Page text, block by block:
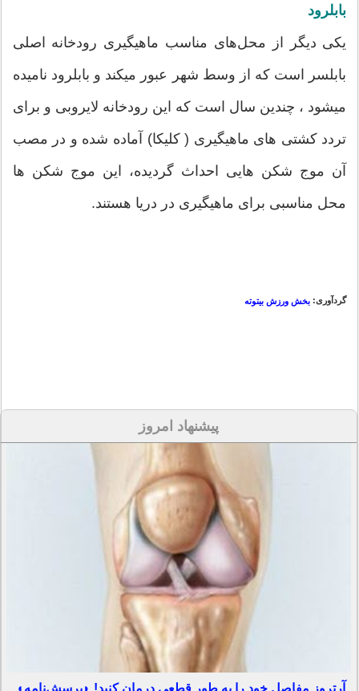
بابلرود
یکی دیگر از محل‌های مناسب ماهيگيری رودخانه اصلی
بابلسر است كه از وسط شهر عبور ميكند و بابلرود ناميده
ميشود ، چندين سال است كه اين رودخانه لايروبی و برای
تردد كشتی های ماهيگيری ( كليكا) آماده شده و در مصب
آن موج شكن هايی احداث گرديده، اين موج شكن ها
محل مناسبی برای ماهيگيری در دريا هستند.
گردآوری: بخش ورزش بیتوته
پیشنهاد امروز